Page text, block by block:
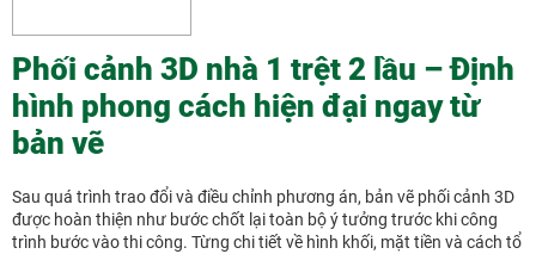
Phối cảnh 3D nhà 1 trệt 2 lầu – Định
hình phong cách hiện đại ngay từ
bản vẽ
Sau quá trình trao đổi và điều chỉnh phương án, bản vẽ phối cảnh 3D
được hoàn thiện như bước chốt lại toàn bộ ý tưởng trước khi công
trình bước vào thi công. Từng chi tiết về hình khối, mặt tiền và cách tổ